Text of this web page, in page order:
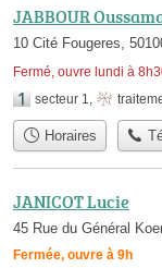
JABBOUR
10 Cité Fougeres,
Fermé, ouvre lundi à
secteur 1,
Horaires
JANICOT Lucie
45 Rue du Général
Fermée, ouvre à 9h